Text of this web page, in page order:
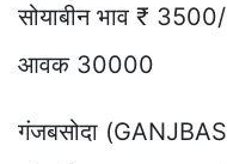
सोयाबीन भाव ₹
आवक 30000
गंजबसोदा